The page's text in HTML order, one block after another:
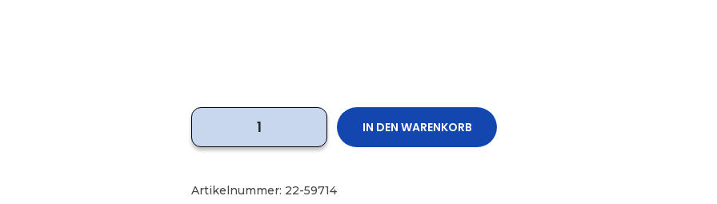
IN DEN WARENKORB
Artikelnummer: 22-59714